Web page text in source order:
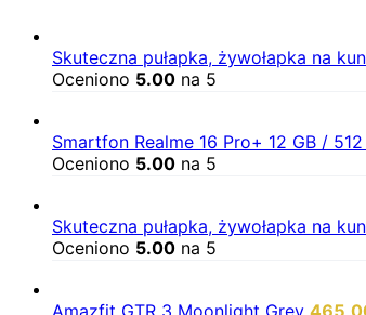
Skuteczna pułapka, żywołapka na
Oceniono 5.00 na 5
Smartfon Realme 16 Pro+ 12 GB /
Oceniono 5.00 na 5
Skuteczna pułapka, żywołapka na
Oceniono 5.00 na 5
Amazfit GTR 3 Moonlight Grey